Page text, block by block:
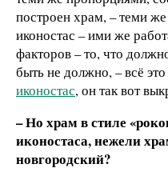
построен храм, – теми
иконостас – ими же
факторов – то, что
быть не должно, – всё
иконостас, он так вот
– Но храм в стиле
иконостаса, нежели
новгородский?